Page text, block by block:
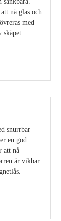
nå glas och
med
skåpet.
snurrbar
en god
att nå
är vikbar